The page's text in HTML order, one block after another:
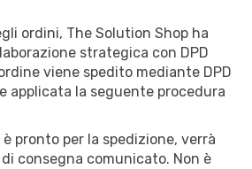
ordini, The Solution Shop ha
strategica con DPD
viene spedito mediante DPD
applicata la seguente procedura
è pronto per la spedizione, verrà
consegna comunicato. Non è